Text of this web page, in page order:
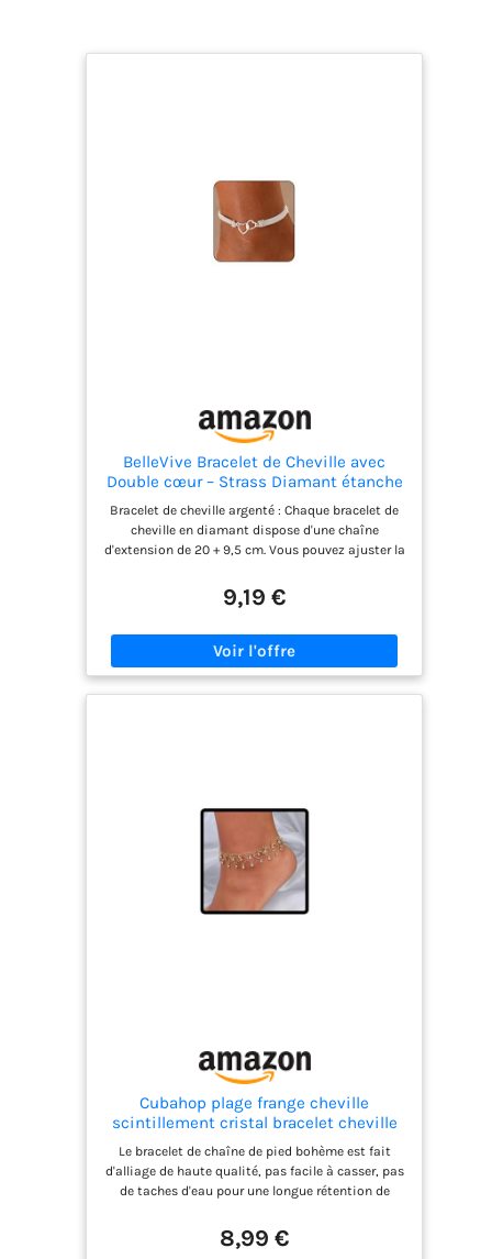
BelleVive Bracelet de Cheville avec
Double cœur – Strass Diamant étanche
argenté pour Femmes, Bracelet d'été
Argent 925 Bijoux de Cheville pour
Femmes
Bracelet de cheville argenté : Chaque bracelet de
cheville en diamant dispose d'une chaîne
d'extension de 20 + 9,5 cm. Vous pouvez ajuster la
totale d'environ 30 cm convient également aux
grandes chevilles Plage d'été : Le délicat bracelet
zircon, plaqué argent 925. Il est agréable à porter
Chaque bracelet de cheville en argent est livré
fêtes estivales ou le quotidien. Il peut être porté
seul ou combiné avec d'autres bracelets pour un
look moderne et charmant Service client : Nous
soutenons nos produits et offrons un service
client 24 heures sur 24. Si vous avez des
questions, n'hésitez pas à nous contacter, et
9,19 €
Cubahop plage frange cheville
scintillement cristal bracelet cheville
été strass accessoires de pied femmes
et filles bijoux (Or)
Le bracelet de chaîne de pied bohème est fait
d'alliage de haute qualité, pas facile à casser, pas
de taches d'eau pour une longue rétention de
taille libre, avec un design allongé, facile à enfiler
et à enlever, réglable pour les femmes et les filles.
8,99 €